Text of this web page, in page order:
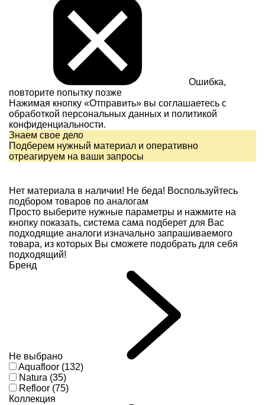
Ошибка,
повторите попытку позже
Нажимая кнопку «Отправить» вы соглашаетесь с
обработкой персональных данных и политикой
конфиденциальности.
Знаем свое дело
Подберем нужный материал и оперативно
отреагируем на ваши запросы
Нет материала в наличии! Не беда! Воспользуйтесь
подбором товаров по аналогам
Просто выберите нужные параметры и нажмите на
кнопку показать, система сама подберет для Вас
подходящие аналоги изначально запрашиваемого
товара, из которых Вы сможете подобрать для себя
подходящий!
Бренд
Не выбрано
Aquafloor (132)
Natura (35)
Refloor (75)
Коллекция